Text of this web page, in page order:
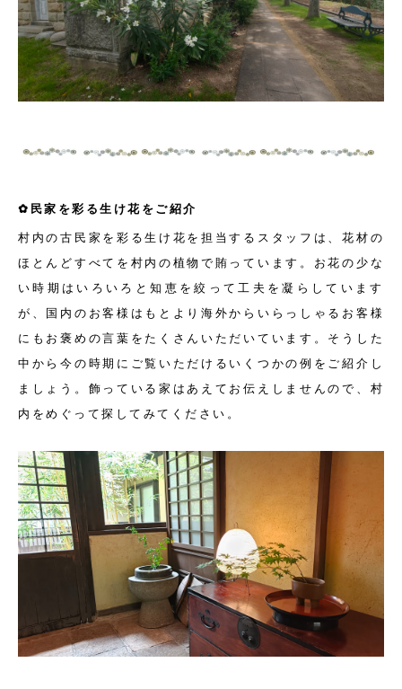
✿民家を彩る生け花をご紹介
村内の古民家を彩る生け花を担当するスタッフは、花材の
ほとんどすべてを村内の植物で賄っています。お花の少な
い時期はいろいろと知恵を絞って工夫を凝らしています
が、国内のお客様はもとより海外からいらっしゃるお客様
にもお褒めの言葉をたくさんいただいています。そうした
中から今の時期にご覧いただけるいくつかの例をご紹介し
ましょう。飾っている家はあえてお伝えしませんので、村
内をめぐって探してみてください。